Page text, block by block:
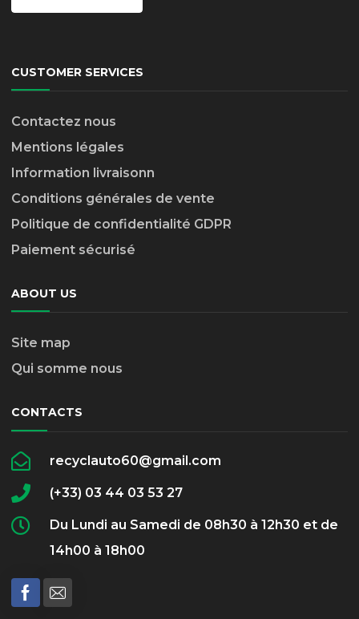
CUSTOMER SERVICES
Contactez nous
Mentions légales
Information livraisonn
Conditions générales de vente
Politique de confidentialité GDPR
Paiement sécurisé
ABOUT US
Site map
Qui somme nous
CONTACTS
recyclauto60@gmail.com
(+33) 03 44 03 53 27
Du Lundi au Samedi de 08h30 à 12h30 et de
14h00 à 18h00